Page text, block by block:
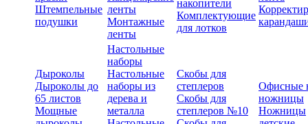
Штемпельные
подушки
ленты
Монтажные
ленты
накопители
Комплектующие
для лотков
Дыроколы
Дыроколы до
65 листов
Мощные
Настольные
наборы
Настольные
наборы из
дерева и
металла
Скобы для
степлеров
Скобы для
степлеров №10
Офисные
ножницы
Ножницы